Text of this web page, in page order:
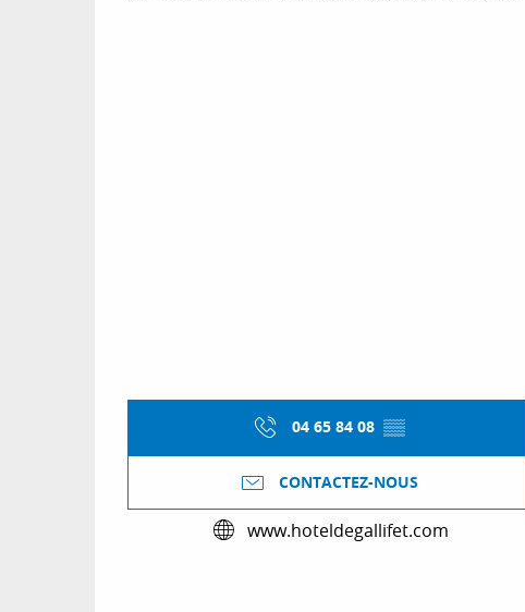
04 65 84 08 ▒▒
CONTACTEZ-NOUS
www.hoteldegallifet.com